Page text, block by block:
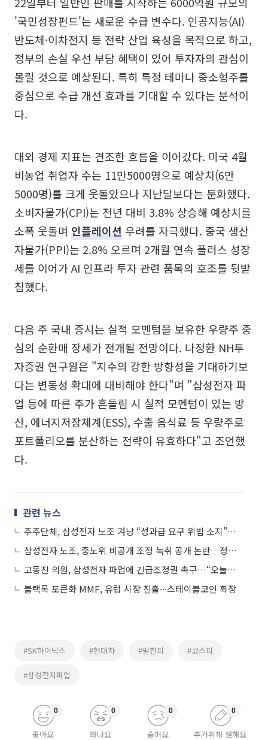
'국민성장펀드'는 새로운 수급 변수다. 인공지능(AI)
반도체·이차전지 등 전략 산업 육성을 목적으로 하고,
정부의 손실 우선 부담 혜택이 있어 투자자의 관심이
몰릴 것으로 예상된다. 특히 특정 테마나 중소형주를
중심으로 수급 개선 효과를 기대할 수 있다는 분석이
다.
대외 경제 지표는 견조한 흐름을 이어갔다. 미국 4월
비농업 취업자 수는 11만5000명으로 예상치(6만
5000명)를 크게 웃돌았으나 지난달보다는 둔화했다.
소비자물가(CPI)는 전년 대비 3.8% 상승해 예상치를
소폭 웃돌며 인플레이션 우려를 자극했다. 중국 생산
자물가(PPI)는 2.8% 오르며 2개월 연속 플러스 성장
세를 이어가 AI 인프라 투자 관련 품목의 호조를 뒷받
침했다.
다음 주 국내 증시는 실적 모멘텀을 보유한 우량주 중
심의 순환매 장세가 전개될 전망이다. 나정환 NH투
자증권 연구원은 "지수의 강한 방향성을 기대하기보
다는 변동성 확대에 대비해야 한다"며 "삼성전자 파
업 등에 따른 주가 흔들림 시 실적 모멘텀이 있는 방
산, 에너지저장체계(ESS), 수출 음식료 등 우량주로
포트폴리오를 분산하는 전략이 유효하다"고 조언했
다.
관련 뉴스
주주단체, 삼성전자 노조 겨냥 “성과급 요구 위법 소지”…총파업 시 손배소 예고
삼성전자 노조, 중노위 비공개 조정 녹취 공개 논란…정부 중재 신뢰 흔드나
고동진 의원, 삼성전자 파업에 긴급조정권 촉구…“오늘부터 준비해야”
블랙록 토큰화 MMF, 유럽 시장 진출∙∙∙스테이블코인 확장
#SK하이닉스 #현대차 #팔천피 #코스피
#삼성전자파업
좋아요
0
화나요
0
슬퍼요
0
추가취재 원해요
0